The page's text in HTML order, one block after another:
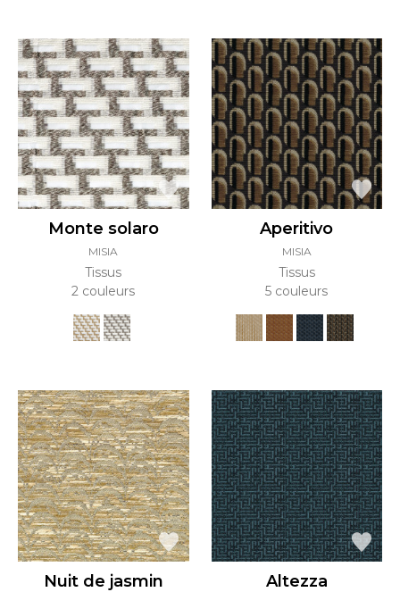
Monte solaro
MISIA
Tissus
2 couleurs
Aperitivo
MISIA
Tissus
5 couleurs
Nuit de jasmin Altezza